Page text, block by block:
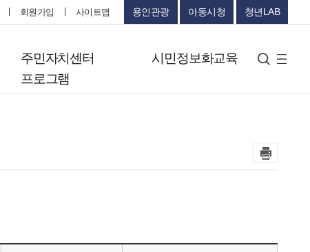
회원가입 사이트맵 용인관광 아동시청 청년LAB
주민자치센터
프로그램
시민정보화교육 검색
사
트